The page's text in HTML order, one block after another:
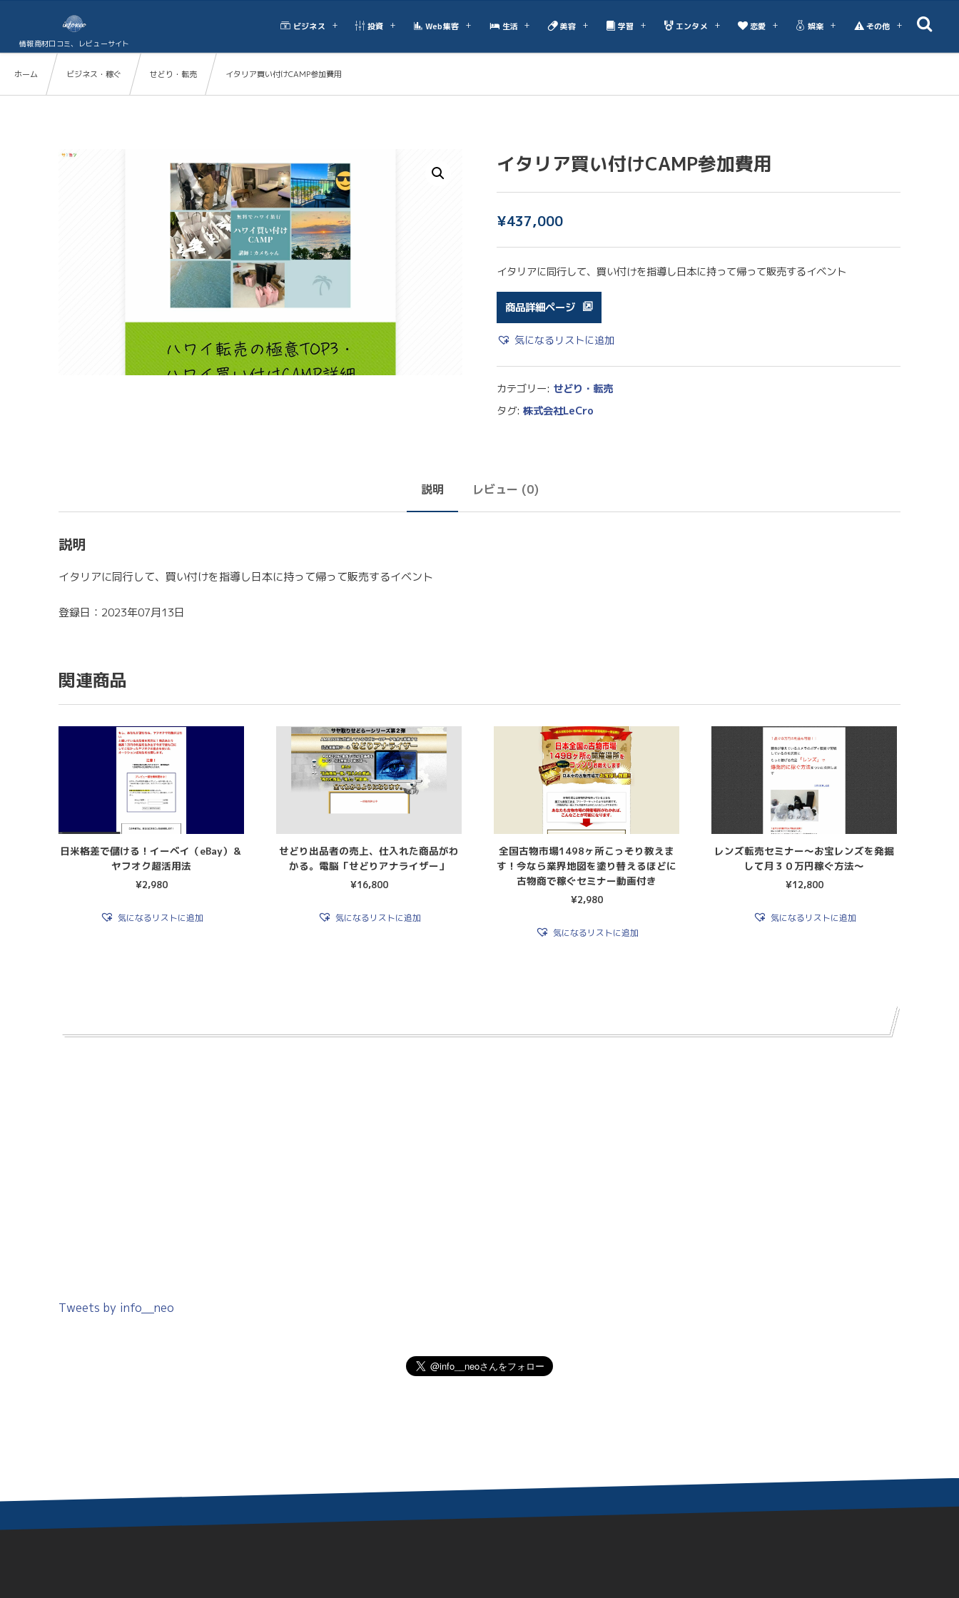
情報商材口コミ、レビューサイト
ビジネス 投資 Web集客 生活 美容 学習 エンタメ 恋愛 娯楽 その他
ホーム ビジネス・稼ぐ せどり・転売 イタリア買い付けCAMP参加費用
イタリア買い付けCAMP参加費用
¥437,000
イタリアに同行して、買い付けを指導し日本に持って帰って販売するイベント
商品詳細ページ
気になるリストに追加
カテゴリー: せどり・転売
タグ: 株式会社LeCro
説明 レビュー (0)
説明
イタリアに同行して、買い付けを指導し日本に持って帰って販売するイベント
登録日：2023年07月13日
関連商品
日米格差で儲ける！イーベイ（eBay）＆
ヤフオク超活用法
¥2,980
気になるリストに追加
せどり出品者の売上、仕入れた商品がわ
かる。電脳「せどりアナライザー」
¥16,800
気になるリストに追加
全国古物市場1498ヶ所こっそり教えま
す！今なら業界地図を塗り替えるほどに
古物商で稼ぐセミナー動画付き
¥2,980
気になるリストに追加
レンズ転売セミナー〜お宝レンズを発掘
して月３０万円稼ぐ方法〜
¥12,800
気になるリストに追加
Tweets by info__neo